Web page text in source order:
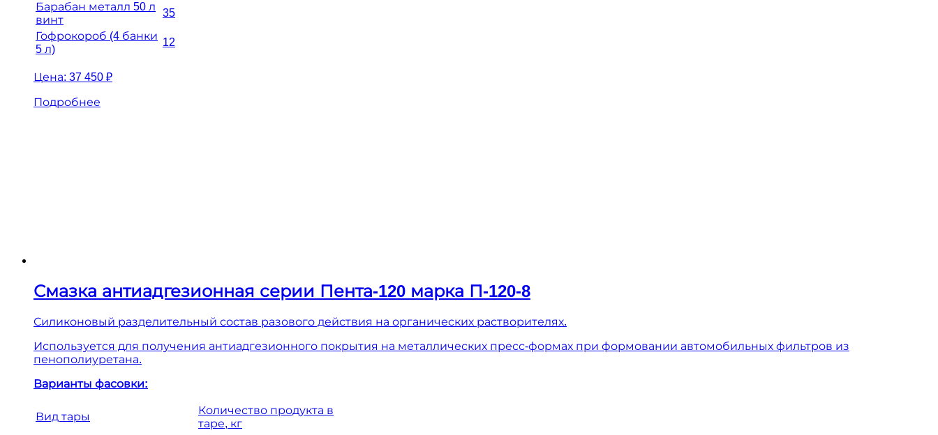
Барабан металл 50 л
винт
35
Гофрокороб (4 банки
5 л)
12
Цена: 37 450 ₽
Подробнее
Смазка антиадгезионная серии Пента-120 марка П-120-8
Силиконовый разделительный состав разового действия на органических растворителях.
Используется для получения антиадгезионного покрытия на металлических пресс-формах при формовании автомобильных фильтров из
пенополиуретана.
Варианты фасовки:
Вид тары
Количество продукта в
таре, кг